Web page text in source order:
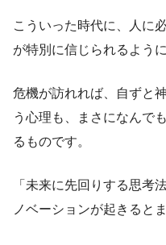
こういった時代に、人に
が特別に信じられるよう
危機が訪れれば、自ずと
う心理も、まさになんで
るものです。
「未来に先回りする思考
ノベーションが起きると